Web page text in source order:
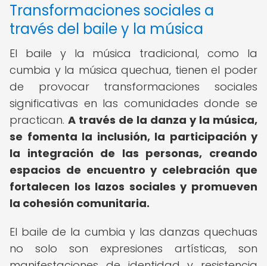
Transformaciones sociales a
través del baile y la música
El baile y la música tradicional, como la
cumbia y la música quechua, tienen el poder
de provocar transformaciones sociales
significativas en las comunidades donde se
practican. A través de la danza y la música,
se fomenta la inclusión, la participación y
la integración de las personas, creando
espacios de encuentro y celebración que
fortalecen los lazos sociales y promueven
la cohesión comunitaria.
El baile de la cumbia y las danzas quechuas
no solo son expresiones artísticas, son